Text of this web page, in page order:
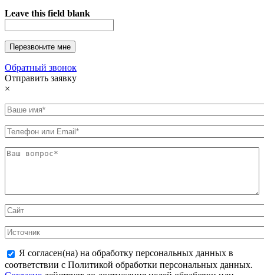
Leave this field blank
Обратный звонок
Отправить заявку
×
Я согласен(на) на обработку персональных данных в
соответствии с Политикой обработки персональных данных.